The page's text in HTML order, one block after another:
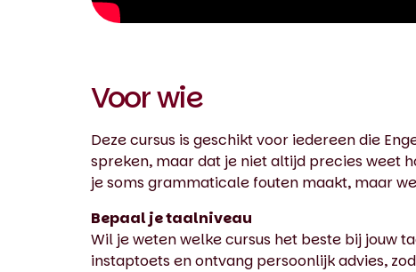
Voor wie
Deze cursus is geschikt voor iedereen die
spreken, maar dat je niet altijd precies weet
je soms grammaticale fouten maakt, maar
Bepaal je taalniveau
Wil je weten welke cursus het beste bij jouw
instaptoets en ontvang persoonlijk advies,